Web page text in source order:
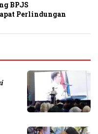
BPJS
Perlindungan